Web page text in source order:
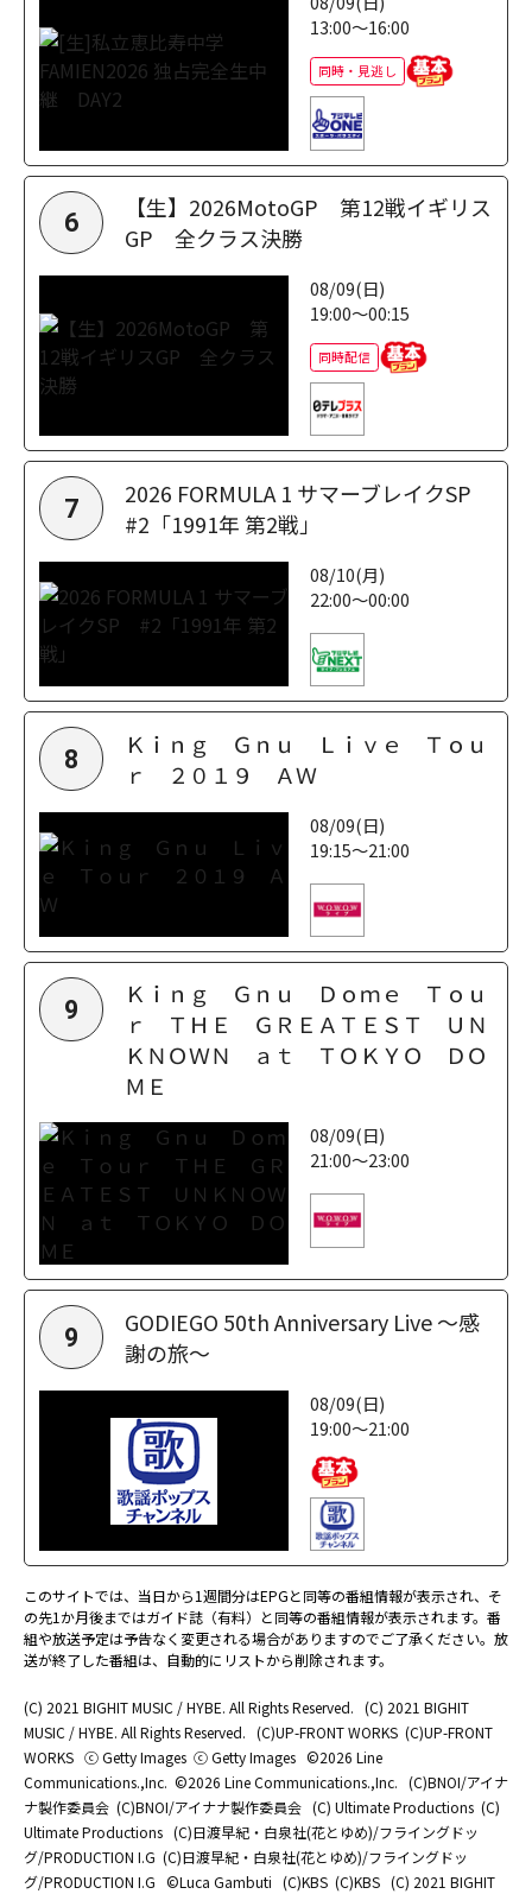
13:00～16:00
同時・見逃し
6
【生】2026MotoGP 第12戦イギリス
GP 全クラス決勝
08/09(日)
19:00～00:15
同時配信
7
2026 FORMULA 1 サマーブレイクSP
#2「1991年 第2戦」
08/10(月)
22:00～00:00
8
Ｋｉｎｇ Ｇｎｕ Ｌｉｖｅ Ｔｏｕ
ｒ ２０１９ ＡＷ
08/09(日)
19:15～21:00
9
Ｋｉｎｇ Ｇｎｕ Ｄｏｍｅ Ｔｏｕ
ｒ ＴＨＥ ＧＲＥＡＴＥＳＴ ＵＮ
ＫＮＯＷＮ ａｔ ＴＯＫＹＯ ＤＯ
ＭＥ
08/09(日)
21:00～23:00
9
GODIEGO 50th Anniversary Live ～感
謝の旅～
08/09(日)
19:00～21:00
このサイトでは、当日から1週間分はEPGと同等の番組情報が表示され、そ
の先1か月後まではガイド誌（有料）と同等の番組情報が表示されます。番
組や放送予定は予告なく変更される場合がありますのでご了承ください。放
送が終了した番組は、自動的にリストから削除されます。
(C) 2021 BIGHIT MUSIC / HYBE. All Rights Reserved. (C) 2021 BIGHIT
MUSIC / HYBE. All Rights Reserved. (C)UP-FRONT WORKS (C)UP-FRONT
WORKS ⓒ Getty Images ⓒ Getty Images ©2026 Line
Communications.,Inc. ©2026 Line Communications.,Inc. (C)BNOI/アイナ
ナ製作委員会 (C)BNOI/アイナナ製作委員会 (C) Ultimate Productions (C)
Ultimate Productions (C)日渡早紀・白泉社(花とゆめ)/フライングドッ
グ/PRODUCTION I.G (C)日渡早紀・白泉社(花とゆめ)/フライングドッ
グ/PRODUCTION I.G ©Luca Gambuti (C)KBS (C)KBS (C) 2021 BIGHIT